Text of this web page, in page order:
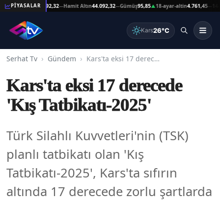
PİYASALAR
Altın44.092,32 —Hamit Altın 44.092,32—Gümüş95,85▲18-ayar-altin4.761,45—14-
Kars26°C
Serhat Tv Gündem Kars'ta eksi 17 derecede 'Kış Tatbikatı-2025'
Kars'ta eksi 17 derecede
'Kış Tatbikatı-2025'
Türk Silahlı Kuvvetleri'nin (TSK)
planlı tatbikatı olan 'Kış
Tatbikatı-2025', Kars'ta sıfırın
altında 17 derecede zorlu şartlarda